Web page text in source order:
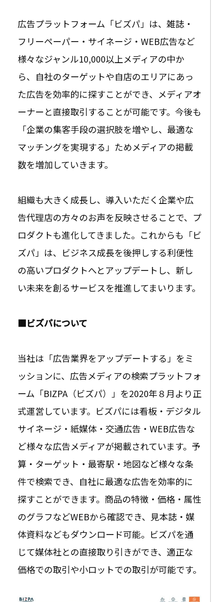
広告プラットフォーム「ビズパ」は、雑誌・
フリーペーパー・サイネージ・WEB広告など
様々なジャンル10,000以上メディアの中か
ら、自社のターゲットや自店のエリアにあっ
た広告を効率的に探すことができ、メディアオ
ーナーと直接取引することが可能です。今後も
「企業の集客手段の選択肢を増やし、最適な
マッチングを実現する」ためメディアの掲載
数を増加していきます。
組織も大きく成長し、導入いただく企業や広
告代理店の方々のお声を反映させることで、プ
ロダクトも進化してきました。これからも「ビ
ズパ」は、ビジネス成長を後押しする利便性
の高いプロダクトへとアップデートし、新し
い未来を創るサービスを推進してまいります。
■ビズパについて
当社は「広告業界をアップデートする」をミ
ッションに、広告メディアの検索プラットフォ
ーム「BIZPA（ビズパ）」を2020年８月より正
式運営しています。ビズパには看板・デジタル
サイネージ・紙媒体・交通広告・WEB広告な
ど様々な広告メディアが掲載されています。予
算・ターゲット・最寄駅・地図など様々な条
件で検索でき、自社に最適な広告を効率的に
探すことができます。商品の特徴・価格・属性
のグラフなどWEBから確認でき、見本誌・媒
体資料などもダウンロード可能。ビズパを通
じて媒体社との直接取り引きができ、適正な
価格での取引や小ロットでの取引が可能です。